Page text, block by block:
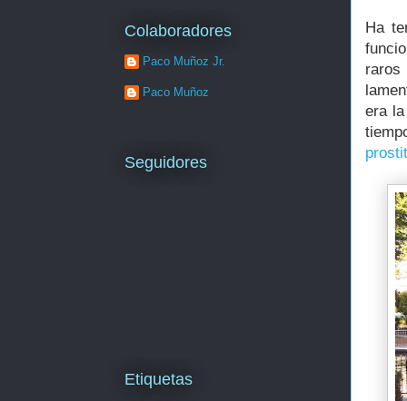
Ha
era
Colaboradores
Paco Muñoz Jr.
Paco Muñoz
Seguidores
Etiquetas